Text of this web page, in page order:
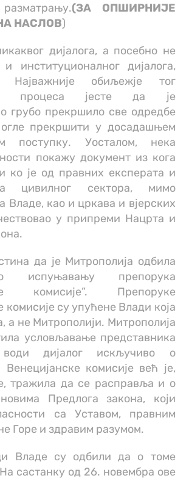
(ЗА ОПШИРНИЈЕ
НАСЛОВ)
дијалога, а посебно не
и институционалног дијалога,
Најважније обиљежје тог
процеса јесте да је
грубо прекршило све одредбе
прекршити у досадашњем
поступку. Уосталом, нека
покажу документ из кога
ко је од правних експерата и
цивилног сектора, мимо
Владе, као и цркава и вјерских
у припреми Нацрта и
да је Митрополија одбила
испуњавању препорука
комисије”. Препоруке
комисије су упућене Влади која
а не Митрополији. Митрополија
условљавање представника
дијалог искључиво о
комисије већ је,
тражила да се расправља и о
Предлога закона, који
са Уставом, правним
Горе и здравим разумом.
Владе су одбили да о томе
На састанку од 26. новембра ове